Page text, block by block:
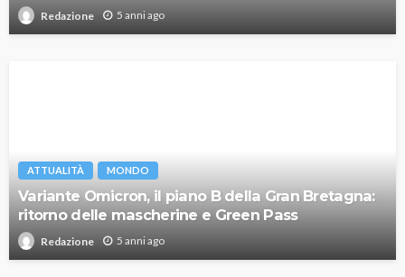
Redazione 5 anni ago
ATTUALITÀ MONDO
Variante Omicron, il piano B della Gran Bretagna:
ritorno delle mascherine e Green Pass
Redazione 5 anni ago